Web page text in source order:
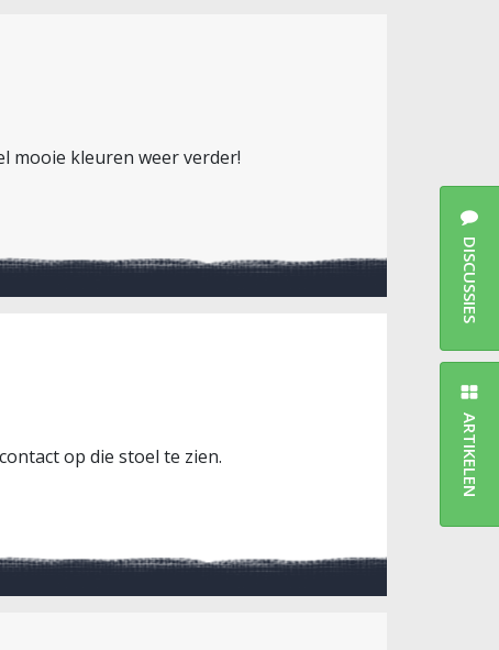
mooie kleuren weer verder!
op die stoel te zien.
DISCUSSIES
ARTIKELEN